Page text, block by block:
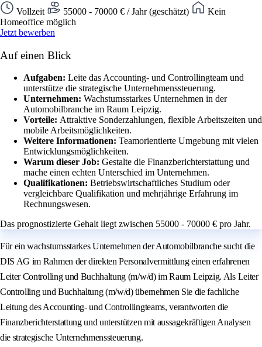
Vollzeit 55000 - 70000 € / Jahr (geschätzt)
Kein
Homeoffice möglich
Jetzt bewerben
Auf einen Blick
Aufgaben: Leite das Accounting- und Controllingteam und
unterstütze die strategische Unternehmenssteuerung.
Unternehmen: Wachstumsstarkes Unternehmen in der
Automobilbranche im Raum Leipzig.
Vorteile: Attraktive Sonderzahlungen, flexible Arbeitszeiten und
mobile Arbeitsmöglichkeiten.
Weitere Informationen: Teamorientierte Umgebung mit vielen
Entwicklungsmöglichkeiten.
Warum dieser Job: Gestalte die Finanzberichterstattung und
mache einen echten Unterschied im Unternehmen.
Qualifikationen: Betriebswirtschaftliches Studium oder
vergleichbare Qualifikation und mehrjährige Erfahrung im
Rechnungswesen.
Das prognostizierte Gehalt liegt zwischen 55000 - 70000 € pro Jahr.
Für ein wachstumsstarkes Unternehmen der Automobilbranche sucht die
DIS AG im Rahmen der direkten Personalvermittlung einen erfahrenen
Leiter Controlling und Buchhaltung (m/w/d) im Raum Leipzig. Als Leiter
Controlling und Buchhaltung (m/w/d) übernehmen Sie die fachliche
Leitung des Accounting- und Controllingteams, verantworten die
Finanzberichterstattung und unterstützen mit aussagekräftigen Analysen
die strategische Unternehmenssteuerung.